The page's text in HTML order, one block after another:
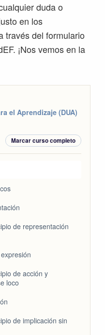
duda o
en los
través del formulario
¡Nos vemos en la
el Aprendizaje (DUA)
Marcar curso completo
de representación
de acción y
loco
de implicación sin